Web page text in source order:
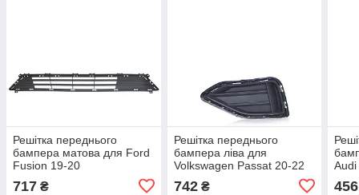
Решітка переднього
бампера матова для Ford
Fusion 19-20
717 ₴
Решітка переднього
бампера ліва для
Volkswagen Passat 20-22
742₴ 456